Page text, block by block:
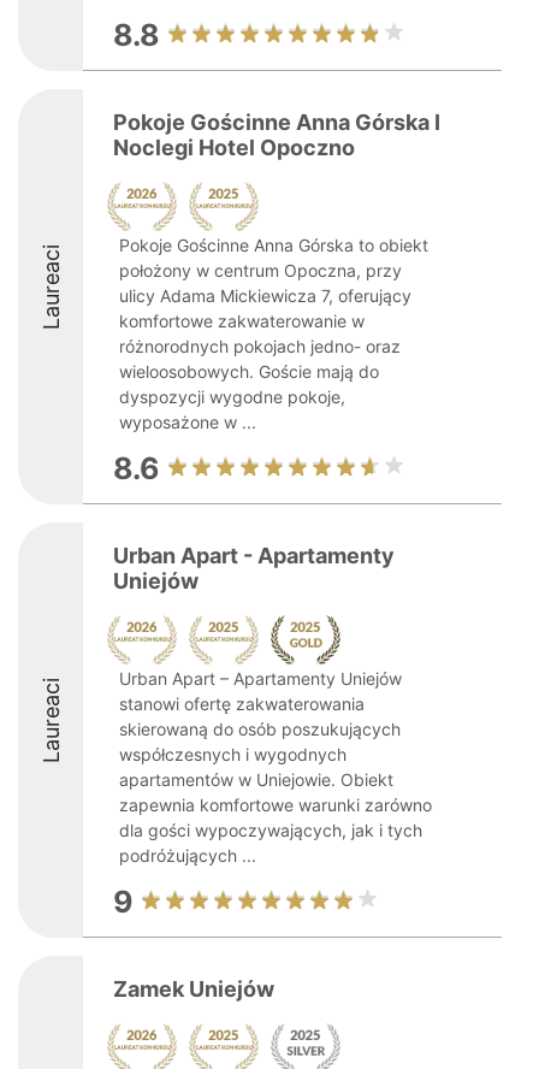
8.8
Laureaci
Pokoje Gościnne Anna Górska I
Noclegi Hotel Opoczno
Pokoje Gościnne Anna Górska to obiekt
położony w centrum Opoczna, przy
ulicy Adama Mickiewicza 7, oferujący
komfortowe zakwaterowanie w
różnorodnych pokojach jedno- oraz
wieloosobowych. Goście mają do
dyspozycji wygodne pokoje,
wyposażone w ...
8.6
Laureaci
Urban Apart - Apartamenty
Uniejów
Urban Apart – Apartamenty Uniejów
stanowi ofertę zakwaterowania
skierowaną do osób poszukujących
współczesnych i wygodnych
apartamentów w Uniejowie. Obiekt
zapewnia komfortowe warunki zarówno
dla gości wypoczywających, jak i tych
podróżujących ...
9
Zamek Uniejów